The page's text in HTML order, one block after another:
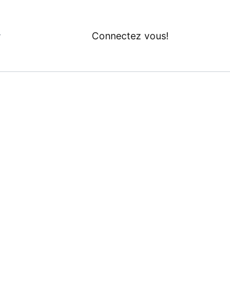
Connectez vous!